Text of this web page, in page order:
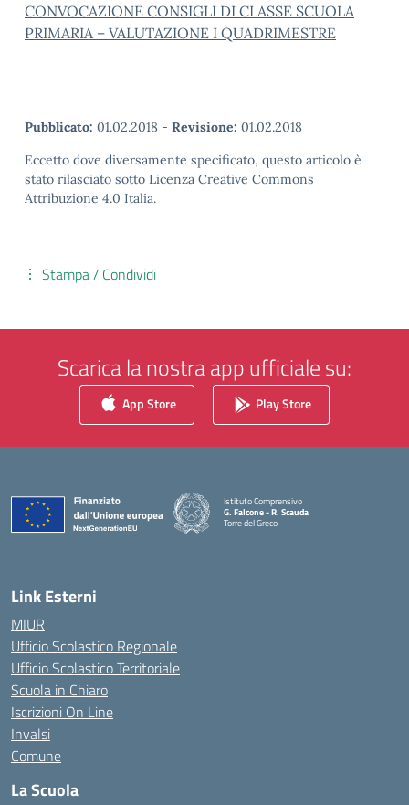
CONVOCAZIONE CONSIGLI DI CLASSE SCUOLA
PRIMARIA – VALUTAZIONE I QUADRIMESTRE
Pubblicato: 01.02.2018 - Revisione: 01.02.2018
Eccetto dove diversamente specificato, questo articolo è
stato rilasciato sotto Licenza Creative Commons
Attribuzione 4.0 Italia.
Stampa / Condividi
Scarica la nostra app ufficiale su:
App Store Play Store
Istituto Comprensivo
G. Falcone - R. Scauda
Torre del Greco
Link Esterni
MIUR
Ufficio Scolastico Regionale
Ufficio Scolastico Territoriale
Scuola in Chiaro
Iscrizioni On Line
Invalsi
Comune
La Scuola